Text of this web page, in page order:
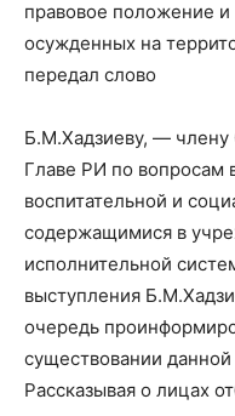
правовое положение
осужденных на
передал слово
Б.М.Хадзиеву, —
Главе РИ по вопросам
воспитательной и
содержащимися в
исполнительной
выступления
очередь
существовании
Рассказывая о лицах